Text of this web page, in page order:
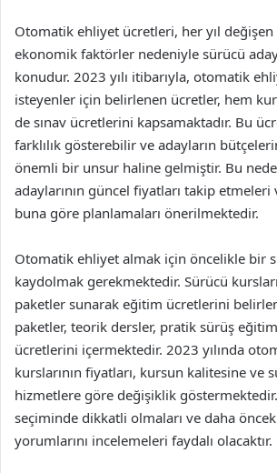
Otomatik ehliyet ücretleri, her yıl
ekonomik faktörler nedeniyle sürücü
konudur. 2023 yılı itibarıyla, otomatik
isteyenler için belirlenen ücretler, hem
de sınav ücretlerini kapsamaktadır. Bu
farklılık gösterebilir ve adayların
önemli bir unsur haline gelmiştir. Bu
adaylarının güncel fiyatları takip
buna göre planlamaları önerilmektedir.
Otomatik ehliyet almak için öncelikle bir
kaydolmak gerekmektedir. Sürücü
paketler sunarak eğitim ücretlerini
paketler, teorik dersler, pratik sürüş
ücretlerini içermektedir. 2023 yılında
kurslarının fiyatları, kursun kalitesine ve
hizmetlere göre değişiklik
seçiminde dikkatli olmaları ve daha önceki
yorumlarını incelemeleri faydalı olacaktır.